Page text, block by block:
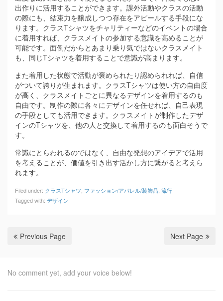
出作りに活用することができます。課外活動やクラスの活動
の際にも、結束力を醸成しつつ存在をアピールする手段にな
ります。クラスTシャツをチャリティーなどのイベントの場合
に着用すれば、クラスメイトの参加する意識を高めることが
可能です。面倒だからとあまり乗り気ではないクラスメイト
も、同じTシャツを着用することで意識が高まります。
また着用した状態で活動が褒められたり認められれば、自信
がついて誇りが生まれます。クラスTシャツは使い方の自由度
が高く、クラスメイトごとに異なるデザインを着用するのも
自由です。制作の際に各々にデザインを任せれば、自己表現
の手段としても活用できます。クラスメイトが制作したデザ
インのTシャツを、他の人と交換して着用するのも面白そうで
す。
常識にとらわれるのではなく、自由な発想のアイデアで活用
を考えることが、価値を引き出す活かし方に繋がると考えら
れます。
Filed under: クラスTシャツ ファッション/アパレル/装飾品 流行
Tagged with: デザイン
Previous Page Next Page
No comment yet, add your voice below!